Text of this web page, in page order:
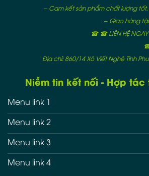
– Cam kết sản phẩm chất lượng
– Giao hàng
☎ ☎ LIÊN HỆ
Địa chỉ: 860/14 Xô Viết Nghệ Tĩnh
Niềm tin kết nối - Hợp tác
Menu link 1
Menu link 2
Menu link 3
Menu link 4